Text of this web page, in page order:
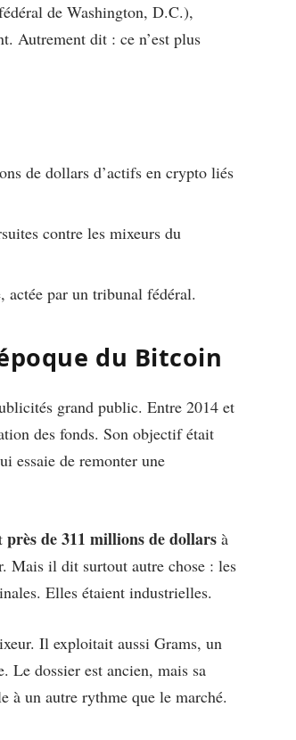
de Washington, D.C.),
Autrement dit : ce n’est plus
de dollars d’actifs en crypto liés
contre les mixeurs du
actée par un tribunal fédéral.
du Bitcoin
grand public. Entre 2014 et
des fonds. Son objectif était
essaie de remonter une
près de 311 millions de dollars à
Mais il dit surtout autre chose : les
Elles étaient industrielles.
Il exploitait aussi Grams, un
Le dossier est ancien, mais sa
à un autre rythme que le marché.